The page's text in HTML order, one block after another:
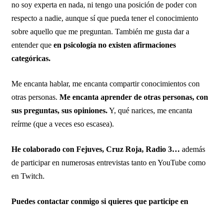
no soy experta en nada, ni tengo una posición de poder con
respecto a nadie, aunque sí que pueda tener el conocimiento
sobre aquello que me preguntan. También me gusta dar a
entender que en psicología no existen afirmaciones
categóricas.
Me encanta hablar, me encanta compartir conocimientos con
otras personas. Me encanta aprender de otras personas, con
sus preguntas, sus opiniones.Y, qué narices, me encanta
reírme (que a veces eso escasea).
He colaborado con Fejuves, Cruz Roja, Radio 3… además
de participar en numerosas entrevistas tanto en YouTube como
en Twitch.
Puedes contactar conmigo si quieres que participe en